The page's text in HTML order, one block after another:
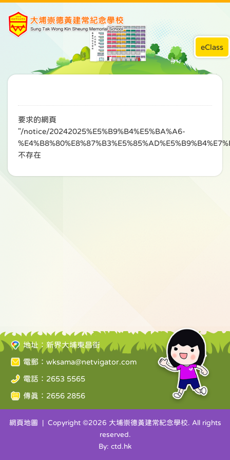
eClass
要求的網頁
"/notice/20242025%E5%B9%B4%E5%BA%A6-
不存在
地址：新界大埔東昌街
電郵： wksama@netvigator.com
電話：2653 5565
傳真：2656 2856
網頁地圖 | Copyright ©2026 大埔崇德黃建常紀念學校. All rights
reserved.
By: ctd.hk